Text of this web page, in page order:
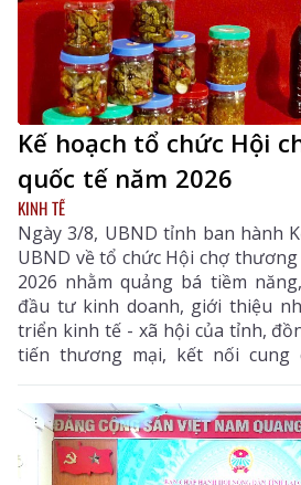
Kế hoạch tổ chức Hội
quốc tế năm 2026
KINH TẾ
Ngày 3/8, UBND tỉnh ban hành
UBND về tổ chức Hội chợ
2026 nhằm quảng bá tiềm
đầu tư kinh doanh, giới thiệu
triển kinh tế - xã hội của tỉnh,
tiến thương mại, kết nối cung
trường tiêu thụ cho các sản
OCOP và các mặt hàng có tiềm
phương.